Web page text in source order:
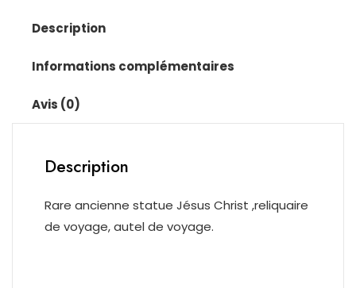
de
Description
Informations complémentaires
Avis (0)
Description
Rare ancienne statue Jésus Christ ,reliquaire
de voyage, autel de voyage.